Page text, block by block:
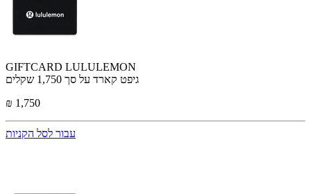
GIFTCARD LULULEMON
גיפט קארד על סך 1,750 שקלים
₪ 1,750
עבור לסל הקניות